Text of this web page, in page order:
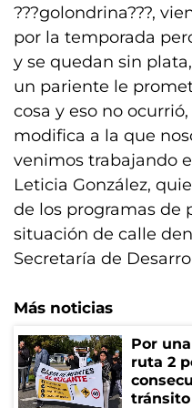
???golondrina???,
por la temporada
y se quedan sin
un pariente le
cosa y eso no
modifica a la que
venimos trabajando
Leticia González,
de los programas de
situación de calle
Secretaría de
Más noticias
Por
ruta 2
tránsito